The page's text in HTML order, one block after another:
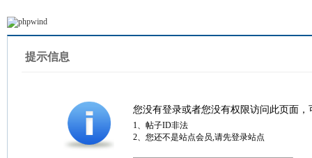
提示信息
您没有登录或者您没有权限访问此页面
1、帖子ID非法
2、您还不是站点会员,请先登录站点